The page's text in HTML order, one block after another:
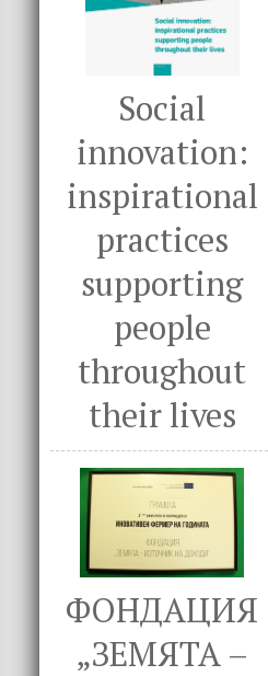
Social
innovation:
inspirational
practices
supporting
people
throughout
their lives
ФОНДАЦИЯ
„ЗЕМЯТА –